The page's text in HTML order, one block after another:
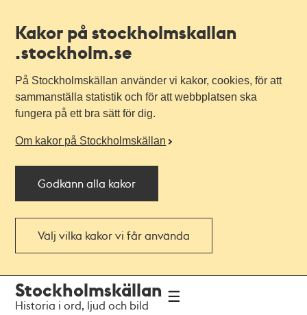
Kakor på stockholmskallan
.stockholm.se
På Stockholmskällan använder vi kakor, cookies, för att
sammanställa statistik och för att webbplatsen ska
fungera på ett bra sätt för dig.
Om kakor på Stockholmskällan
Godkänn alla kakor
Välj vilka kakor vi får använda
navigationen
huvudinnehållet
Stockholmskällan
Historia i ord, ljud och bild